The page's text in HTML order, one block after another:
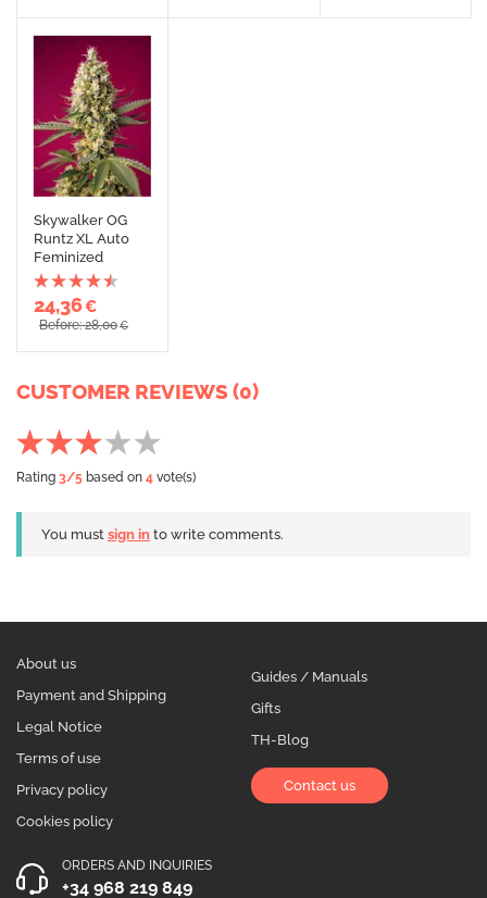
Skywalker OG
Runtz XL Auto
Feminized
24,36€
Before: 28,00€
CUSTOMER REVIEWS (0)
Rating 3/5 based on 4 vote(s)
You must sign in to write comments.
About us
Payment and Shipping
Legal Notice
Terms of use
Privacy policy
Cookies policy
Guides / Manuals
Gifts
TH-Blog
Contact us
ORDERS AND INQUIRIES
+34 968 219 849